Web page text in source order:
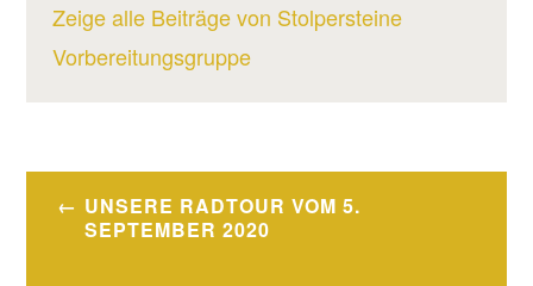
Zeige alle Beiträge von Stolpersteine
Vorbereitungsgruppe
Beitragsnavigation
UNSERE RADTOUR VOM 5.
SEPTEMBER 2020